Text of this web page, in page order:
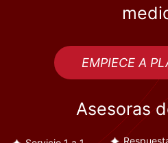
EMPIECE A
Asesoras